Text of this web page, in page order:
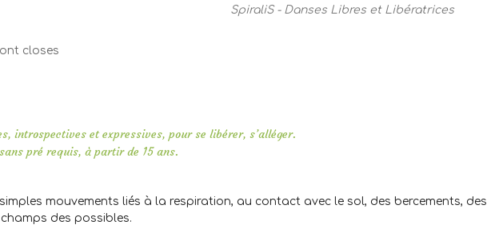
closes
SpiraliS - Danses Libres et Libératrices
introspectives et expressives, pour se libérer, s’alléger.
pré requis, à partir de 15 ans.
mouvements liés à la respiration, au contact avec le sol, des bercements, des
des possibles.